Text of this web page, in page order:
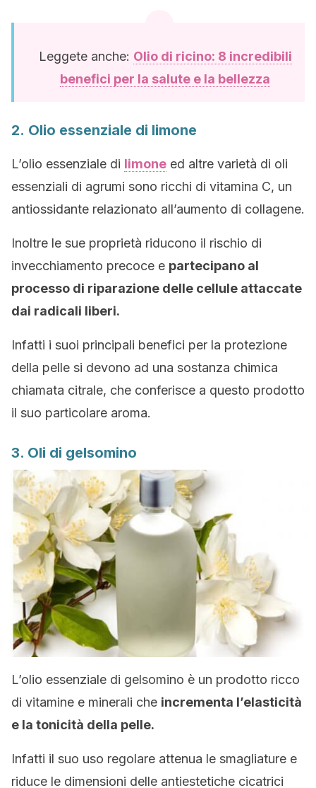
Leggete anche: Olio di ricino: 8 incredibili
benefici per la salute e la bellezza
2. Olio essenziale di limone
L’olio essenziale di limone ed altre varietà di oli
essenziali di agrumi sono ricchi di vitamina C, un
antiossidante relazionato all’aumento di collagene.
Inoltre le sue proprietà riducono il rischio di
invecchiamento precoce e partecipano al
processo di riparazione delle cellule attaccate
dai radicali liberi.
Infatti i suoi principali benefici per la protezione
della pelle si devono ad una sostanza chimica
chiamata citrale, che conferisce a questo prodotto
il suo particolare aroma.
3. Oli di gelsomino
L’olio essenziale di gelsomino è un prodotto ricco
di vitamine e minerali che incrementa l’elasticità
e la tonicità della pelle.
Infatti il suo uso regolare attenua le smagliature e
riduce le dimensioni delle antiestetiche cicatrici